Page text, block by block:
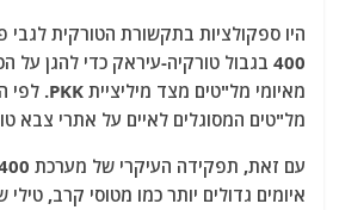
400 בגבול טורקיה-עיראק כדי להגן על
מל"טים המסוגלים לאיים על אתרי צבא
איומים גדולים יותר כמו מטוסי קרב, טילי